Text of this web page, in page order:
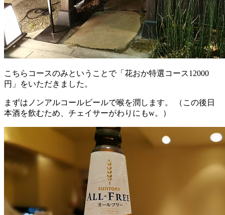
こちらコースのみということで「花おか特選コース12000
円」をいただきました。
まずはノンアルコールビールで喉を潤します。 （この後日
本酒を飲むため、チェイサーがわりにもw。）